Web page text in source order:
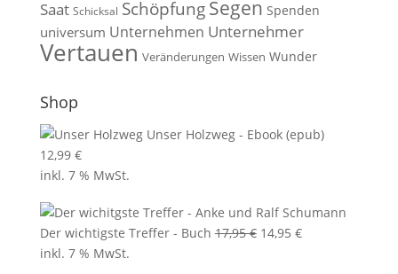
Saat Schicksal Schöpfung Segen Spenden
universum Unternehmen Unternehmer
Vertauen Veränderungen Wissen Wunder
Shop
Unser Holzweg - Ebook (epub)
12,99 €
inkl. 7 % MwSt.
Der wichtigste Treffer - Buch 17,95€ Ursprünglicher
14,95 €Aktueller
inkl. 7 % MwSt.